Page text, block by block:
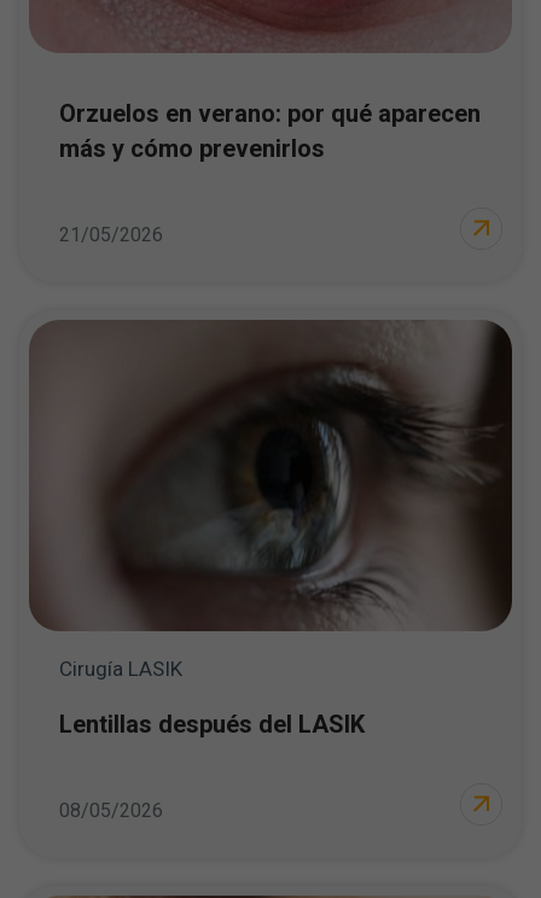
Orzuelos en verano: por qué aparecen
más y cómo prevenirlos
21/05/2026
Cirugía LASIK
Lentillas después del LASIK
08/05/2026